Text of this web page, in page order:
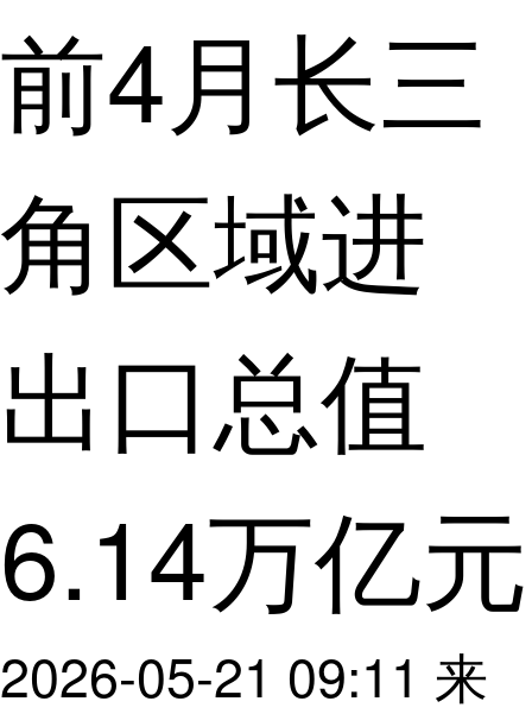
前4月长三
角区域进
出口总值
6.14万亿元
2026-05-21 09:11 来